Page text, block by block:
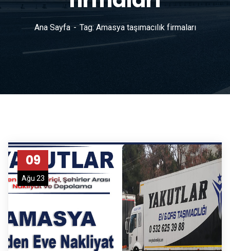
Ana Sayfa Tag: Amasya taşımacılık firmaları
09
Ağu 23